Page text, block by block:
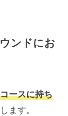
ンドにお
コースに持ち
ます。